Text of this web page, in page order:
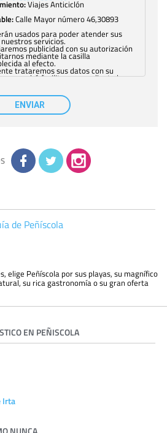
Viajes Anticiclón
Calle Mayor número 46,30893
usados para poder atender sus
servicios.
publicidad con su autorización
mediante la casilla
al efecto.
trataremos sus datos con su
que podrá facilitarnos mediante la
general, sólo el personal de
debidamente autorizado podrá
información que le pedimos. No se
cómo tratamos sus datos en la
ENVIAR
de Peñíscola
elige Peñíscola por sus playas, su magnífico
su rica gastronomía o su gran oferta
EN PEÑISCOLA
Irta